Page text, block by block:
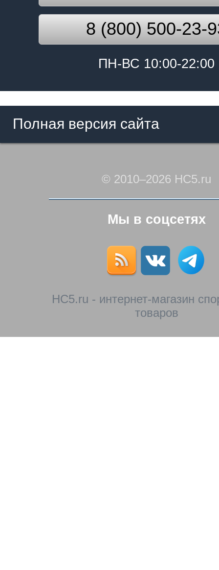
8 (800) 500-23-
ПН-ВС 10:00-22:00
Полная версия сайта
© 2010–2026 HC5.ru
Мы в соцсетях
HC5.ru - интернет-магазин
товаров